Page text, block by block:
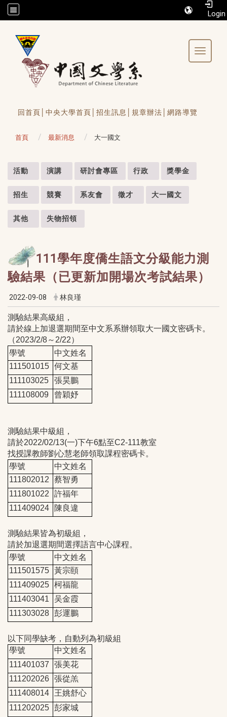
/accesskey"" title="Toolbar">:::
Toggle
回首頁│ 中央大學首頁│ 招生訊息│ 規章辦法│ 網路導覽
首頁 最新消息 大一國文
活動 演講 研討會專區 行政 獎學金
招生 競賽 系友會 徵才 大一國文
其他 失物招領
111學年度僑生語文分級能力測
驗結果（已更新加開場次考試結果）
2022-09-08 林良瑾
測驗結果高級組，
請於線上加退選期間至中文系系辦領取大一國文密碼卡。
（2023/2/8～2/22）
學號
中文姓名
111501015 何文基
111103025
張昊鵬
111108009
曾穎妤
測驗結果中級組，
請於2022/02/13(一)下午6點至C2-111教室
找授課教師劉心慧老師領取課程密碼卡。
學號
中文姓名
111802012
蔡智勇
111801022
許福年
111409024
陳良違
測驗結果皆為初級組，
請於加退選期間選擇語言中心課程。
學號
中文姓名
111501575 黃宗頤
111409025 柯福龍
111403041
吴金霞
111303028 彭運鵬
以下同學缺考，自動列為初級組
學號
中文姓名
111401037
張美花
111202026 張從羔
111408014
王姚舒心
111202025 彭家城